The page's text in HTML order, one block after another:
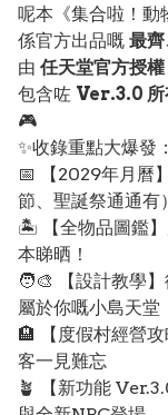
呢本《集合啦！動
係官方出品嘅 最
由 任天堂官方授
包含咗 Ver.3.0 所
🎮
✨收錄重點大爆發：
📅 【2029年月曆
節、聖誕祭通通有）
🏝️ 【全物品圖鑑
本睇晒！
🧑‍🎨 【設計教學
屬於你嘅小島天堂
🏨 【度假村經營
客一見難忘
🪴 【新功能